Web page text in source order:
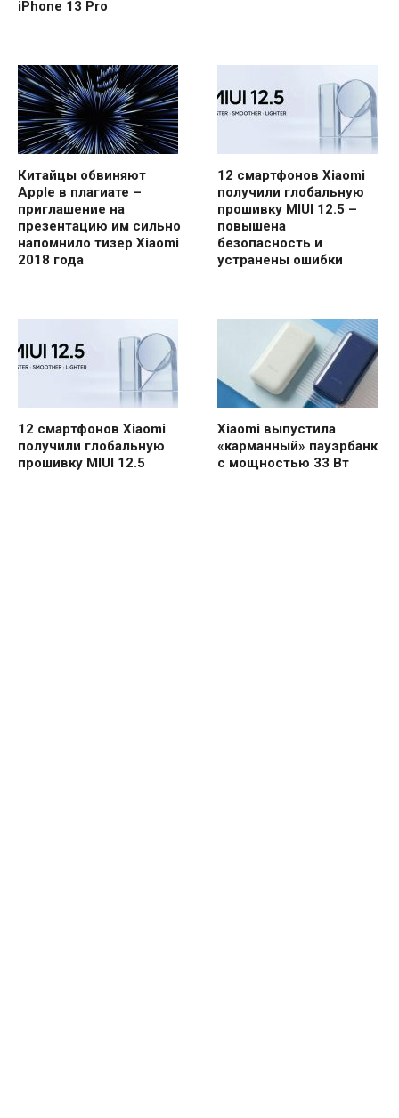
iPhone 13 Pro
Китайцы обвиняют
Apple в плагиате –
приглашение на
презентацию им сильно
напомнило тизер Xiaomi
2018 года
12 смартфонов Xiaomi
получили глобальную
прошивку MIUI 12.5 –
повышена
безопасность и
устранены ошибки
12 смартфонов Xiaomi
получили глобальную
прошивку MIUI 12.5
Xiaomi выпустила
«карманный» пауэрбанк
с мощностью 33 Вт